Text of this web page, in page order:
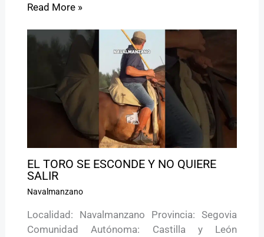
Read More »
EL TORO SE ESCONDE Y NO QUIERE
SALIR
Navalmanzano
Localidad: Navalmanzano Provincia: Segovia
Comunidad Autónoma: Castilla y León